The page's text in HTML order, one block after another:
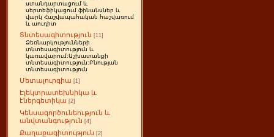
ստանդարտացում և
սերտեֆիկացում ֆինանսներ և
վարկ Հաշվապահական հաշվառում
և աուդիտ
Տնտեսագիտություն [11]
Ձեռնարկությունների
տնտեսագիտություն և
կառավարում:Աշխատանքի
տնտեսագիտություն:Բնության
տնտեսագիտություն
Մետալուրգիա [1]
Էլեկտրատեխնիկա և
էներգետիկա [2]
Կենսագործունեություն և
անվտանգություն [4]
Քաղաքագիտություն [2]